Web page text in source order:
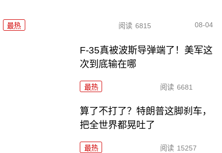
最热 阅读 6815 08-04
F-35真被波斯导弹端了！美军这
次到底输在哪
最热 阅读 6681
算了不打了？特朗普这脚刹车，
把全世界都晃吐了
最热 阅读 15257